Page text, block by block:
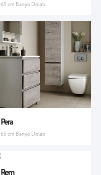
65 cm Banyo Dolabı
Pera
65 cm Banyo Dolabı